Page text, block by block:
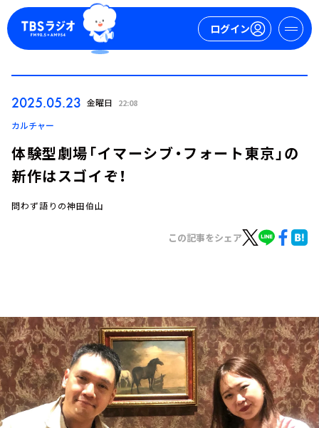
ログイン
お知らせ
イベント・グッズ
YouTube
会社情報
2025.05.23 金曜日 22:08
カルチャー
体験型劇場「イマーシブ・フォート東京」の
新作はスゴイぞ！
問わず語りの神田伯山
この記事をシェア